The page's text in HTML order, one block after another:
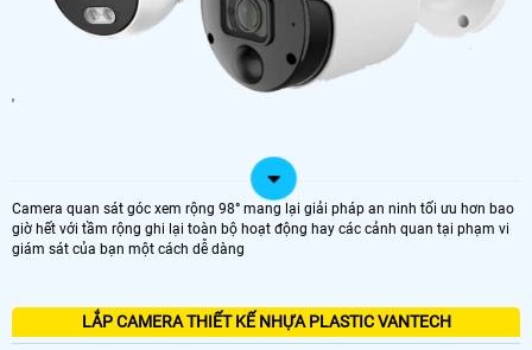
'
Camera quan sát góc xem rộng 98° mang lại giải pháp an ninh tối ưu hơn bao
giờ hết với tầm rộng ghi lại toàn bộ hoạt động hay các cảnh quan tại phạm vi
giám sát của bạn một cách dễ dàng
LẮP CAMERA THIẾT KẾ NHỰA PLASTIC VANTECH